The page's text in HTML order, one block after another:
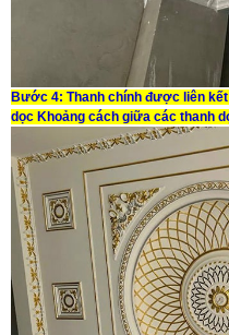
Bước 4: Thanh chính được liên
dọc Khoảng cách giữa các thanh